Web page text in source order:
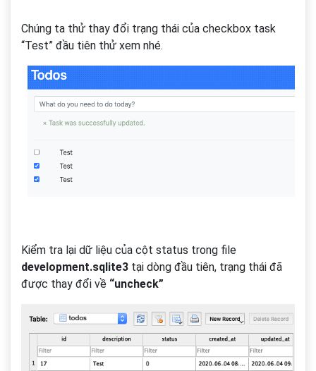
Chúng ta thử thay đổi trạng thái của checkbox task
“Test” đầu tiên thử xem nhé.
Kiểm tra lại dữ liệu của cột status trong file
development.sqlite3 tại dòng đầu tiên, trạng thái đã
được thay đổi về “uncheck”